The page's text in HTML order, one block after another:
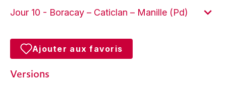
Jour 10 - Boracay – Caticlan – Manille (Pd)
Ajouter aux favoris
Versions